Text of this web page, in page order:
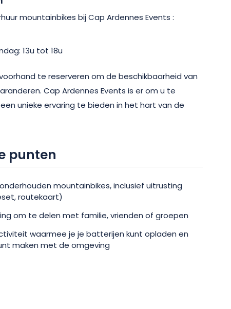
mountainbikes bij Cap Ardennes Events :
13u tot 18u
te reserveren om de beschikbaarheid van
Cap Ardennes Events is er om u te
unieke ervaring te bieden in het hart van de
punten
mountainbikes, inclusief uitrusting
routekaart)
om te delen met familie, vrienden of groepen
waarmee je je batterijen kunt opladen en
maken met de omgeving